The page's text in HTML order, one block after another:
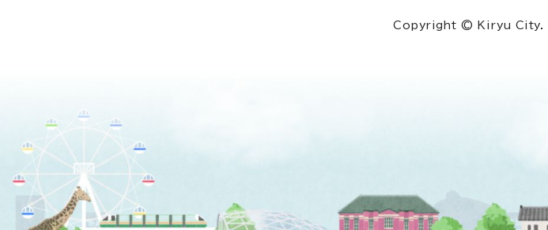
Copyright © Kiryu City.